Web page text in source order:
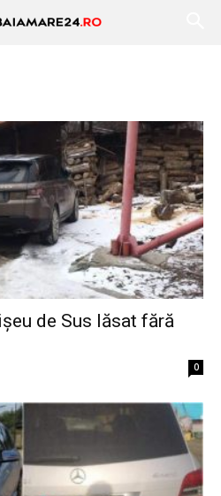
de Sus lăsat fără
0